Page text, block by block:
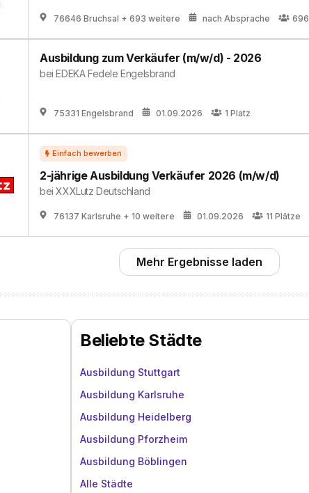
76646 Bruchsal + 693 weitere nach Absprache 696
Ausbildung zum Verkäufer (m/w/d) - 2026
beiEDEKA Fedele Engelsbrand
75331 Engelsbrand 01.09.2026 1 Platz
2-jährige Ausbildung Verkäufer 2026 (m/w/d)
beiXXXLutz Deutschland
76137 Karlsruhe + 10 weitere 01.09.2026 11 Plätze
Mehr Ergebnisse laden
Beliebte Städte
Ausbildung Stuttgart
Ausbildung Karlsruhe
Ausbildung Heidelberg
Ausbildung Pforzheim
Ausbildung Böblingen
Alle Städte